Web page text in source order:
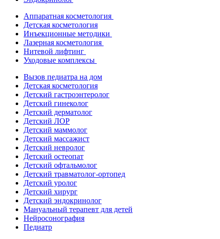
Аппаратная косметология
Детская косметология
Инъекционные методики
Лазерная косметология
Нитевой лифтинг
Уходовые комплексы
Вызов педиатра на дом
Детская косметология
Детский гастроэнтеролог
Детский гинеколог
Детский дерматолог
Детский ЛОР
Детский маммолог
Детский массажист
Детский невролог
Детский остеопат
Детский офтальмолог
Детский травматолог-ортопед
Детский уролог
Детский хирург
Детский эндокринолог
Мануальный терапевт для детей
Нейросонография
Педиатр